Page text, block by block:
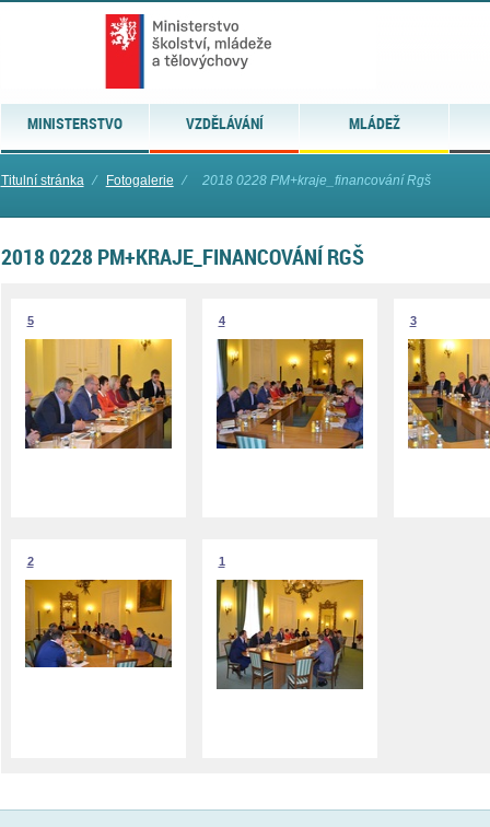
MINISTERSTVO VZDĚLÁVÁNÍ MLÁDEŽ
Titulní stránka ⁄ Fotogalerie ⁄ 2018 0228 PM+kraje_financování Rgš
2018 0228 PM+KRAJE_FINANCOVÁNÍ RGŠ
5 4 3
2 1